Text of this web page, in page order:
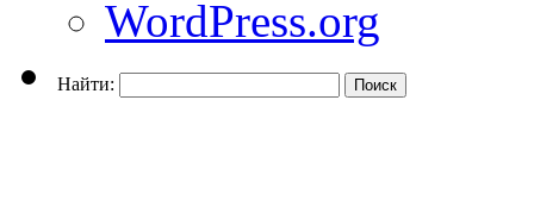
WordPress.org
Найти: